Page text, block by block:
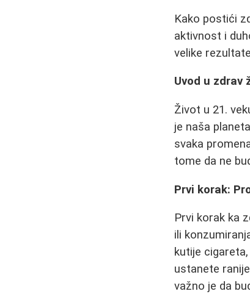
Kako postići
aktivnost i
velike
Uvod u zdrav
Život u 21.
je naša
svaka
tome da ne
Prvi korak:
Prvi korak ka
ili
kutije
ustanete
važno je da